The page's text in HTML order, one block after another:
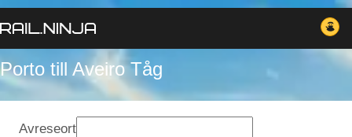
Porto till Aveiro Tåg
Avreseort